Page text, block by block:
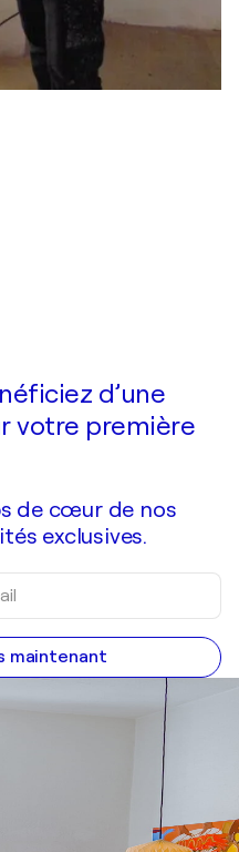
23
d’une
votre première
de cœur de nos
exclusives.
maintenant